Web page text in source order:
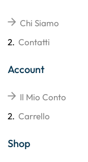
Chi Siamo
2. Contatti
Account
Il Mio Conto
2. Carrello
Shop